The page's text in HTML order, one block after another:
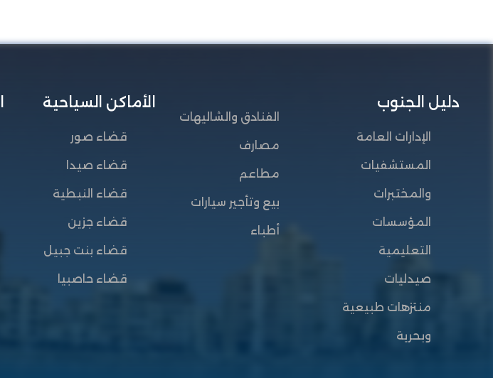
دليل الجنوب
الإدارات العامة
المستشفيات
والمختبرات
المؤسسات
التعليمية
صيدليات
منتزهات طبيعية
وبحرية
الفنادق والشاليهات
مصارف
مطاعم
بيع وتأجير سيارات
أطباء
الأماكن السياحية
قضاء صور
قضاء صيدا
قضاء النبطية
قضاء جزين
قضاء بنت جبيل
قضاء حاصبيا